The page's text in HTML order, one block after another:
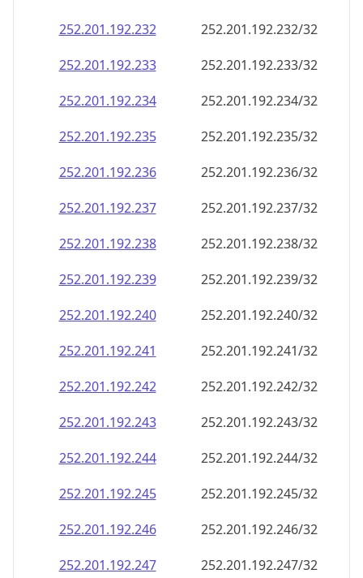
252.201.192.232
252.201.192.232/32
252.201.192.233
252.201.192.233/32
252.201.192.234
252.201.192.234/32
252.201.192.235
252.201.192.235/32
252.201.192.236
252.201.192.236/32
252.201.192.237
252.201.192.237/32
252.201.192.238
252.201.192.238/32
252.201.192.239
252.201.192.239/32
252.201.192.240
252.201.192.240/32
252.201.192.241
252.201.192.241/32
252.201.192.242
252.201.192.242/32
252.201.192.243
252.201.192.243/32
252.201.192.244
252.201.192.244/32
252.201.192.245
252.201.192.245/32
252.201.192.246
252.201.192.246/32
252.201.192.247
252.201.192.247/32